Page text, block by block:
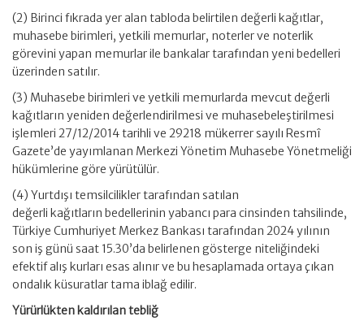
(2) Birinci fıkrada yer alan tabloda belirtilen değerli kağıtlar,
muhasebe birimleri, yetkili memurlar, noterler ve noterlik
görevini yapan memurlar ile bankalar tarafından yeni bedelleri
üzerinden satılır.
(3) Muhasebe birimleri ve yetkili memurlarda mevcut değerli
kağıtların yeniden değerlendirilmesi ve muhasebeleştirilmesi
işlemleri 27/12/2014 tarihli ve 29218 mükerrer sayılı Resmî
Gazete’de yayımlanan Merkezi Yönetim Muhasebe Yönetmeliği
hükümlerine göre yürütülür.
(4) Yurtdışı temsilcilikler tarafından satılan
değerli kağıtların bedellerinin yabancı para cinsinden tahsilinde,
Türkiye Cumhuriyet Merkez Bankası tarafından 2024 yılının
son iş günü saat 15.30’da belirlenen gösterge niteliğindeki
efektif alış kurları esas alınır ve bu hesaplamada ortaya çıkan
ondalık küsuratlar tama iblağ edilir.
Yürürlükten kaldırılan tebliğ